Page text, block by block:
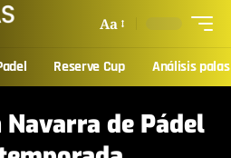
Aa
Reserve Cup Análisis palas
Navarra de Pádel